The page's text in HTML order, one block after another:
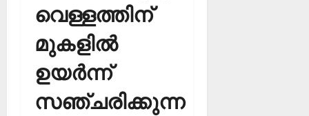
വെള്ളത്തിന്
മുകളില്‍
ഉയര്‍ന്ന്
സഞ്ചരിക്കുന്ന